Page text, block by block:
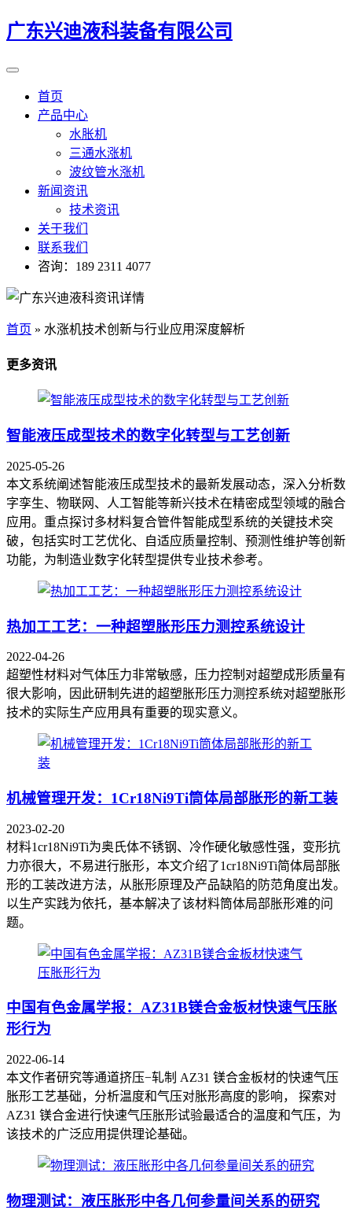
广东兴迪液科装备有限公司
首页
产品中心
水胀机
三通水涨机
波纹管水涨机
新闻资讯
技术资讯
关于我们
联系我们
咨询：189 2311 4077
首页 » 水涨机技术创新与行业应用深度解析
更多资讯
智能液压成型技术的数字化转型与工艺创新
2025-05-26
本文系统阐述智能液压成型技术的最新发展动态，深入分析数
字孪生、物联网、人工智能等新兴技术在精密成型领域的融合
应用。重点探讨多材料复合管件智能成型系统的关键技术突
破，包括实时工艺优化、自适应质量控制、预测性维护等创新
功能，为制造业数字化转型提供专业技术参考。
热加工工艺：一种超塑胀形压力测控系统设计
2022-04-26
超塑性材料对气体压力非常敏感，压力控制对超塑成形质量有
很大影响，因此研制先进的超塑胀形压力测控系统对超塑胀形
技术的实际生产应用具有重要的现实意义。
机械管理开发：1Cr18Ni9Ti筒体局部胀形的新工装
2023-02-20
材料1cr18Ni9Ti为奥氏体不锈钢、冷作硬化敏感性强，变形抗
力亦很大，不易进行胀形，本文介绍了1cr18Ni9Ti简体局部胀
形的工装改进方法，从胀形原理及产品缺陷的防范角度出发。
以生产实践为依托，基本解决了该材料筒体局部胀形难的问
题。
中国有色金属学报：AZ31B镁合金板材快速气压胀
形行为
2022-06-14
本文作者研究等通道挤压−轧制 AZ31 镁合金板材的快速气压
胀形工艺基础，分析温度和气压对胀形高度的影响， 探索对
AZ31 镁合金进行快速气压胀形试验最适合的温度和气压，为
该技术的广泛应用提供理论基础。
物理测试：液压胀形中各几何参量间关系的研究